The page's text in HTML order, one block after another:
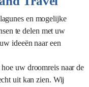
en mogelijke
te delen met uw
ideeën naar een
uw droomreis naar de
uit kan zien. Wij